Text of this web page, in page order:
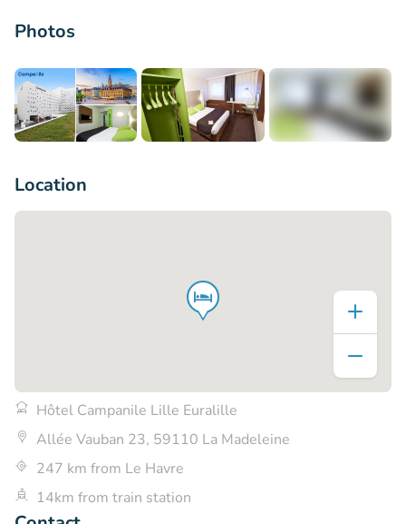
Photos
Location
Hôtel Campanile Lille Euralille
Allée Vauban 23, 59110 La Madeleine
247 km from Le Havre
14km from train station